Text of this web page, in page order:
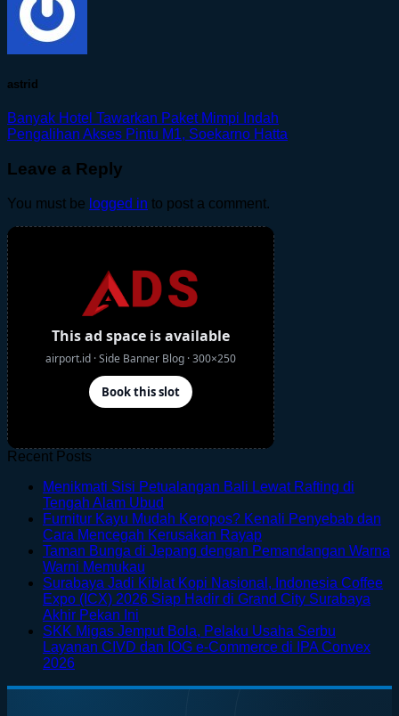
astrid
Banyak Hotel Tawarkan Paket Mimpi Indah
Pengalihan Akses Pintu M1, Soekarno Hatta
Leave a Reply
You must be logged in to post a comment.
Recent Posts
Menikmati Sisi Petualangan Bali Lewat Rafting di
Tengah Alam Ubud
Comments
on
Menikmati
Petualangan
Bali
Rafting
di
Ubud
Furnitur Kayu Mudah Keropos? Kenali Penyebab dan
Cara Mencegah Kerusakan RayapNo
Comments
Furnitur
Kayu
Keropos?
Kenali
Cara
Taman Bunga di Jepang dengan Pemandangan Warna
Warni Memukau
Comments
on
Bunga
di
Pemandangan
Surabaya Jadi Kiblat Kopi Nasional, Indonesia Coffee
Expo (ICX) 2026 Siap Hadir di Grand City Surabaya
Akhir Pekan Ini
Comments
on
Kiblat
SKK Migas Jemput Bola, Pelaku Usaha Serbu
Layanan CIVD dan IOG e-Commerce di IPA Convex
2026No
on